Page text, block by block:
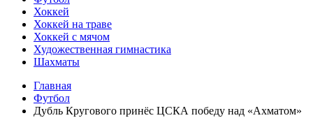
Хоккей
Хоккей на траве
Хоккей с мячом
Художественная гимнастика
Шахматы
Главная
Футбол
Дубль Кругового принёс ЦСКА победу над «Ахматом»